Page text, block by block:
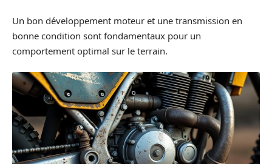
Un bon développement moteur et une transmission en
bonne condition sont fondamentaux pour un
comportement optimal sur le terrain.